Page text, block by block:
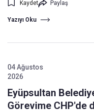
Kaydet Paylaş
Yazıyı Oku
04 Ağustos
2026
Eyüpsultan
Görevime CHP'de